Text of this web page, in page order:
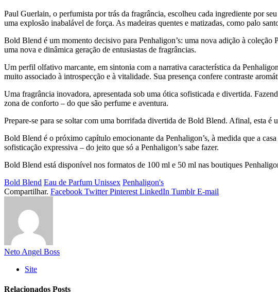
Paul Guerlain, o perfumista por trás da fragrância, escolheu cada ingrediente por
uma explosão inabalável de força. As madeiras quentes e matizadas, como palo
Bold Blend é um momento decisivo para Penhaligon’s: uma nova adição à
uma nova e dinâmica geração de entusiastas de fragrâncias.
Um perfil olfativo marcante, em sintonia com a narrativa característica da
muito associado à introspecção e à vitalidade. Sua presença confere contraste
Uma fragrância inovadora, apresentada sob uma ótica sofisticada e divertida.
zona de conforto – do que são perfume e aventura.
Prepare-se para se soltar com uma borrifada divertida de Bold Blend. Afinal, esta é
Bold Blend é o próximo capítulo emocionante da Penhaligon’s, à medida que a
sofisticação expressiva – do jeito que só a Penhaligon’s sabe fazer.
Bold Blend está disponível nos formatos de 100 ml e 50 ml nas boutiques
Bold Blend Eau de Parfum Unissex Penhaligon's
Compartilhar. Facebook Twitter Pinterest LinkedIn Tumblr E-mail
Neto Angel Boss
Site
Relacionados Posts